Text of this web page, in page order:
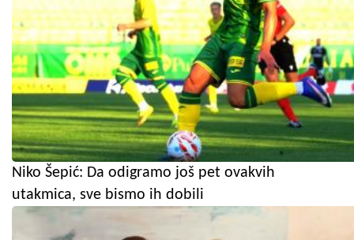
Niko Šepić: Da odigramo još pet ovakvih
utakmica, sve bismo ih dobili